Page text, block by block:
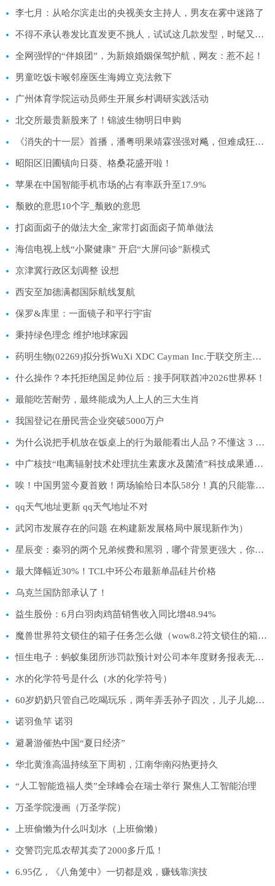
李七月：从哈尔滨走出的央视美女主持人，男友在雾中迷路了
不得不承认卷发比直发更不挑人，试试这几款发型，时髦又显发量
全网强悍的“伴娘团”，为新娘婚姻保驾护航，网友：惹不起！
男童吃饭卡喉邻座医生海姆立克法救下
广州体育学院运动员师生开展乡村调研实践活动
北交所最贵新股来了！锦波生物明日申购
《消失的十一层》首播，潘粤明果靖霖强强对飚，但难成狂飙式爆款
昭阳区旧圃镇向日葵、格桑花盛开啦！
苹果在中国智能手机市场的占有率跃升至17.9%
颓败的意思10个字_颓败的意思
打卤面卤子的做法大全_家常打卤面卤子简单做法
海信电视上线“小聚健康” 开启“大屏问诊”新模式
京津冀行政区划调整 设想
西安至加德满都国际航线复航
保罗&库里：一面镜子和平行宇宙
秉持绿色理念 维护地球家园
药明生物(02269)拟分拆WuXi XDC Cayman Inc.于联交所主板独立上市
什么操作？本托拒绝国足帅位后：接手阿联酋冲2026世界杯！
最能吃苦耐劳，最终能成为人上人的三大生肖
我国登记在册民营企业突破5000万户
为什么说把手机放在饭桌上的行为最能看出人品？不懂这 3 个潜规则，不受待见！
中广核技“电离辐射技术处理抗生素废水及菌渣”科技成果通过专家鉴定
唉！中国男篮今夏首败！两场输给日本队58分！真的只能靠归化打球
qq天气地址更新 qq天气地址不对
武冈市发展存在的问题 在构建新发展格局中展现新作为）
星辰变：秦羽的两个兄弟候费和黑羽，哪个背景更强大，你知道吗？
最大降幅近30%！TCL中环公布最新单晶硅片价格
乌克兰国防部承认了！
益生股份：6月白羽肉鸡苗销售收入同比增48.94%
魔兽世界符文锁住的箱子任务怎么做（wow8.2符文锁住的箱子任务攻略）
恒生电子：蚂蚁集团所涉罚款预计对公司本年度财务报表无重大影响
水的化学符号是什么（水的化学符号）
60岁奶奶只管自己吃喝玩乐，两年弄丢孙子四次，儿子儿媳很无奈！
诺羽鱼竿 诺羽
避暑游催热中国“夏日经济”
华北黄淮高温持续至下周初，江南华南闷热更持久
“人工智能造福人类”全球峰会在瑞士举行 聚焦人工智能治理
万圣学院漫画（万圣学院）
上班偷懒为什么叫划水（上班偷懒）
交警罚完瓜农帮其卖了2000多斤瓜！
6.95亿，《八角笼中》一切都是戏，赚钱靠演技